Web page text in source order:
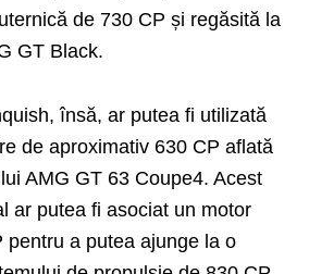
de 730 CP și regăsită la
GT Black.
însă, ar putea fi utilizată
de aproximativ 630 CP aflată
AMG GT 63 Coupe4. Acest
ar putea fi asociat un motor
pentru a putea ajunge la o